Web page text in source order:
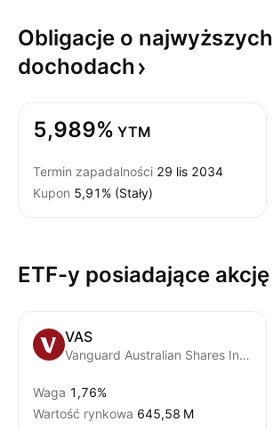
Obligacje o najwyższych
dochodach
5,989% YTM
Termin zapadalności 29 lis 2034
Kupon 5,91% (Stały)
ETF-y posiadające akcję
VAS
Vanguard Australian Shares Index ETF
Waga 1,76%
Wartość rynkowa ‪645,58 M‬